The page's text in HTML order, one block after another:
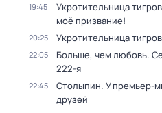
19:45
Укротительница
моё призвание!
20:25 Укротительница тигров
22:05 Больше, чем любовь.
222-я
22:45
Столыпин. У премьер-
друзей